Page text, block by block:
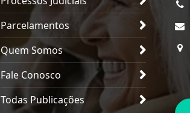
Parcelamentos
Quem Somos
Fale Conosco
Todas Publicações